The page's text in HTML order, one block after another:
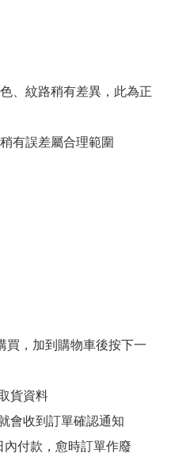
、紋路稍有差異，此為正
有誤差屬合理範圍
買，加到購物車後按下一
貨資料
會收到訂單確認通知
付款，愈時訂單作廢